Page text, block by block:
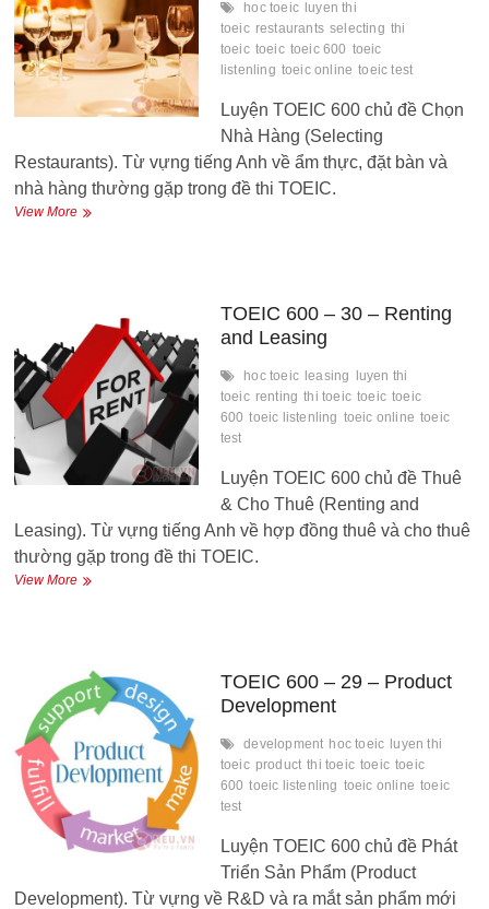
hoc toeic luyen thi
toeic restaurants selecting thi
toeic toeic toeic 600 toeic
listenling toeic online toeic test
Luyện TOEIC 600 chủ đề Chọn
Nhà Hàng (Selecting
Restaurants). Từ vựng tiếng Anh về ẩm thực, đặt bàn và
nhà hàng thường gặp trong đề thi TOEIC.
View MoreTOEIC
Restaurants
TOEIC 600 – 30 – Renting
and Leasing
hoc toeic leasing
luyen thi
toeic renting thi toeic toeic toeic
600 toeic listenling toeic online toeic
test
Luyện TOEIC 600 chủ đề Thuê
& Cho Thuê (Renting and
Leasing). Từ vựng tiếng Anh về hợp đồng thuê và cho thuê
thường gặp trong đề thi TOEIC.
View MoreTOEIC
Renting
and
Leasing
TOEIC 600 – 29 – Product
Development
development hoc toeic luyen thi
toeic product thi toeic toeic toeic
600 toeic listenling toeic online toeic
test
Luyện TOEIC 600 chủ đề Phát
Triển Sản Phẩm (Product
Development). Từ vựng về R&D và ra mắt sản phẩm mới